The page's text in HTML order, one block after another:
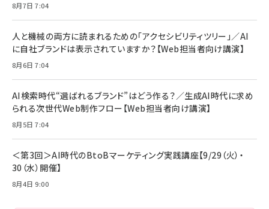
組織の成果を最大化する ルールのデザイン
￥1,980
Amazonランキングをもっと見る
全ワイヤレスイヤホン/アクティブノイズキャンセリ
技術基準適合】ブラック
￥5,990
ケーブル Anker絡まないケーブル 240W 結束バン
ド付き USB PD対応 シリコン素材採用 iPhone
17 / 16 / 15 / Galaxy iPad Pro MacBook
Pro/Air 各種対応 (1.8m ミッドナイトブラック)
￥1,890
サッポロ 生ビール 黒ラベル 350ml 缶 24本 ビー
ル ケース買い【6/30応募〆切! 黒ラベルビヤセラー
￥4,857
8月7日 7:04
人と機械の両方に読まれるための「アクセシビリティツリー」／AI
に自社ブランドは表示されていますか？【Web担当者向け講演】
8月6日 7:04
AI検索時代“選ばれるブランド”はどう作る？／生成AI時代に求め
られる次世代Web制作フロー【Web担当者向け講演】
8月5日 7:04
＜第3回＞AI時代のBtoBマーケティング実践講座【9/29（火）・
30（水）開催】
8月4日 9:00